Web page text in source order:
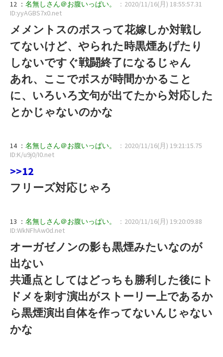
12 ： 名無しさん＠お腹いっぱい。
：2020/11/16(月) 18:55:57.31
ID:yyAGBS7x0.net
メメントスのボスって花嫁しか対戦し
てないけど、やられた時黒煙あげたり
しないですぐ戦闘終了になるじゃん
あれ、ここでボスが時間かかること
に、いろいろ文句が出てたから対応した
とかじゃないのかな
14 ： 名無しさん＠お腹いっぱい。
：2020/11/16(月) 19:21:15.75
ID:K/u9j0/I0.net
>>12
フリーズ対応じゃろ
13 ： 名無しさん＠お腹いっぱい。
：2020/11/16(月) 19:20:09.88
ID:WkNFhAw0d.net
オーガゼノンの影も黒煙みたいなのが
出ない
共通点としてはどっちも勝利した後にト
ドメを刺す演出がストーリー上であるか
ら黒煙演出自体を作ってないんじゃない
かな